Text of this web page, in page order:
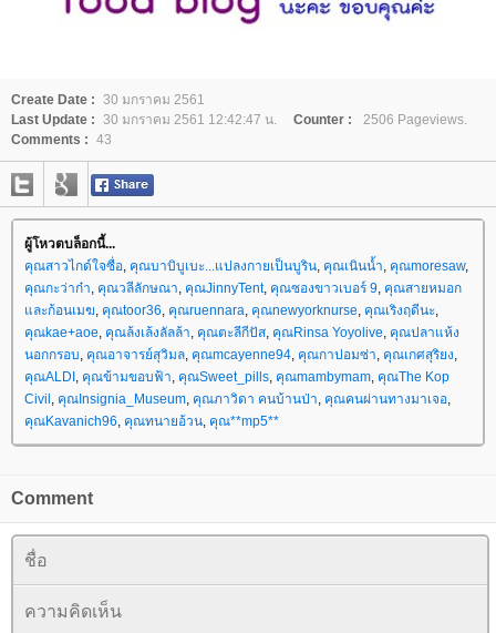
Create Date : 30 มกราคม 2561
Last Update : 30 มกราคม 2561 12:42:47 น. Counter :
2506 Pageviews.
Comments : 43
ผู้โหวตบล็อกนี้...
คุณสาวไกด์ใจซื่อ คุณบาบิบูเบะ...แปลงกายเป็นบูริน คุณเนินน้ำ คุณmoresaw,
คุณกะว่าก๋า คุณวลีลักษณา คุณJinnyTent, คุณซองขาวเบอร์ 9 คุณสายหมอก
ละก้อนเมฆ คุณtoor36 คุณruennara คุณnewyorknurse คุณเริงฤดีนะ
คุณkae+aoe คุณล้งเล้งลัลล้า คุณตะลีกีปัส คุณRinsa Yoyolive คุณปลาแห้ง
นอกกรอบ คุณอาจารย์สุวิมล คุณmcayenne94 คุณกาปอมซ่า คุณเกศสุริยง
คุณALDI คุณข้ามขอบฟ้า คุณSweet_pills คุณmambymam คุณThe Kop
Civil คุณInsignia_Museum คุณภาวิดา คนบ้านป่า คุณคนผ่านทางมาเจอ
คุณKavanich96 คุณทนายอ้วน คุณ**mp5**
Comment